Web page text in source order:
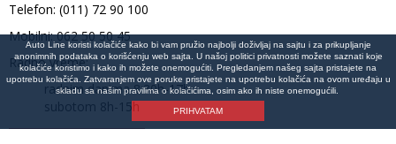
Telefon: (011) 72 90 100
Mobilni: 062 50 50 45
Radno vreme:
radnim danima 8:30h-17h
subotom 8h-15h
Auto Line koristi kolačiće kako bi vam pružio najbolji doživljaj na sajtu i za prikupljanje
anonimnih podataka o korišćenju web sajta. U našoj politici privatnosti možete saznati koje
kolačiće koristimo i kako ih možete onemogućiti. Pregledanjem našeg sajta pristajete na
upotrebu kolačića. Zatvaranjem ove poruke pristajete na upotrebu kolačića na ovom uređaju u
skladu sa našim pravilima o kolačićima, osim ako ih niste onemogućili.
PRIHVATAM